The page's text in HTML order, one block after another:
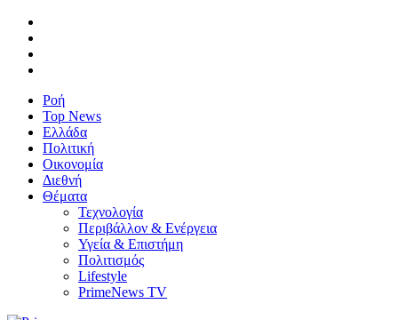
Ροή
Top News
Ελλάδα
Πολιτική
Οικονομία
Διεθνή
Θέματα
Τεχνολογία
Περιβάλλον & Ενέργεια
Υγεία & Επιστήμη
Πολιτισμός
Lifestyle
PrimeNews TV